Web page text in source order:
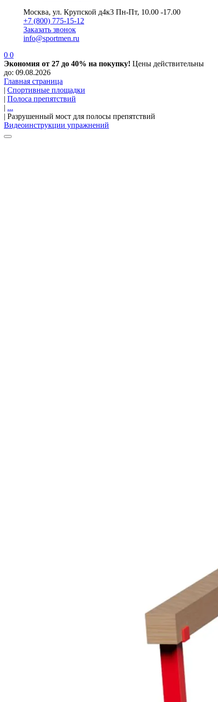
Москва, ул. Крупской д4к3 Пн-Пт, 10.00 -17.00
+7 (800) 775-15-12
Заказать звонок
info@sportmen.ru
0 0
Экономия от 27 до 40% на покупку! Цены действительны
до: 09.08.2026
Главная страница
| Спортивные площадки
| Полоса препятствий
| ...
| Разрушенный мост для полосы препятствий
Видеоинструкции упражнений